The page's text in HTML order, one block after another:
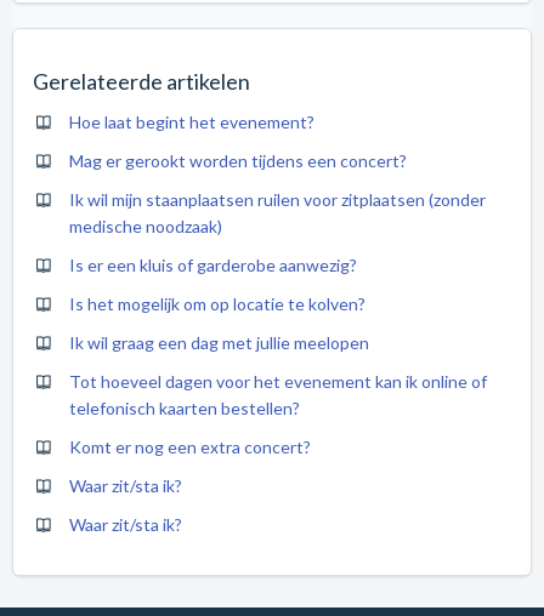
Gerelateerde artikelen
Hoe laat begint het evenement?
Mag er gerookt worden tijdens een concert?
Ik wil mijn staanplaatsen ruilen voor zitplaatsen (zonder
medische noodzaak)
Is er een kluis of garderobe aanwezig?
Is het mogelijk om op locatie te kolven?
Ik wil graag een dag met jullie meelopen
Tot hoeveel dagen voor het evenement kan ik online of
telefonisch kaarten bestellen?
Komt er nog een extra concert?
Waar zit/sta ik?
Waar zit/sta ik?